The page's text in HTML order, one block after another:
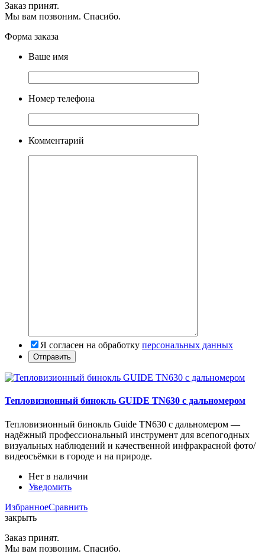
Заказ принят.
Мы вам позвоним. Спасибо.
Форма заказа
Ваше имя
Номер телефона
Комментарий
Я согласен на обработку персональных данных
Тепловизионный бинокль GUIDE TN630 с дальномером
Тепловизионный бинокль Guide TN630 с дальномером —
надёжный профессиональный инструмент для всепогодных
визуальных наблюдений и качественной инфракрасной фото/
видеосъёмки в городе и на природе.
Нет в наличии
Уведомить
ИзбранноеСравнить
закрыть
Заказ принят.
Мы вам позвоним. Спасибо.